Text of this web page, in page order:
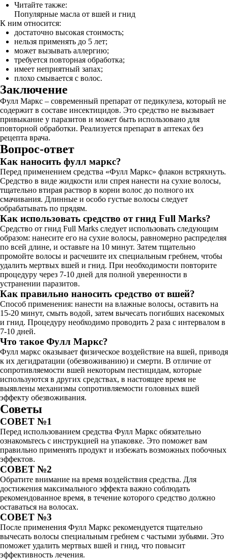
Читайте также:
Популярные масла от вшей и гнид
К ним относится:
достаточно высокая стоимость;
нельзя применять до 5 лет;
может вызывать аллергию;
требуется повторная обработка;
имеет неприятный запах;
плохо смывается с волос.
Заключение
Фулл Маркс – современный препарат от педикулеза, который не
содержит в составе инсектицидов. Это средство не вызывает
привыкание у паразитов и может быть использовано для
повторной обработки. Реализуется препарат в аптеках без
рецепта врача.
Вопрос-ответ
Как наносить фулл маркс?
Перед применением средства «Фулл Маркс» флакон встряхнуть.
Средство в виде жидкости или спрея нанести на сухие волосы,
тщательно втирая раствор в корни волос до полного их
смачивания. Длинные и особо густые волосы следует
обрабатывать по прядям.
Как использовать средство от гнид Full Marks?
Средство от гнид Full Marks следует использовать следующим
образом: нанесите его на сухие волосы, равномерно распределяя
по всей длине, и оставьте на 10 минут. Затем тщательно
промойте волосы и расчешите их специальным гребнем, чтобы
удалить мертвых вшей и гнид. При необходимости повторите
процедуру через 7-10 дней для полной уверенности в
устранении паразитов.
Как правильно наносить средство от вшей?
Способ применения: нанести на влажные волосы, оставить на
15-20 минут, смыть водой, затем вычесать погибших насекомых
и гнид. Процедуру необходимо проводить 2 раза с интервалом в
7-10 дней.
Что такое Фулл Маркс?
Фулл маркс оказывает физическое воздействие на вшей, приводя
к их дегидратации (обезвоживанию) и смерти. В отличие от
сопротивляемости вшей некоторым пестицидам, которые
используются в других средствах, в настоящее время не
выявлены механизмы сопротивляемости головных вшей
эффекту обезвоживания.
Советы
СОВЕТ №1
Перед использованием средства Фулл Маркс обязательно
ознакомьтесь с инструкцией на упаковке. Это поможет вам
правильно применять продукт и избежать возможных побочных
эффектов.
СОВЕТ №2
Обратите внимание на время воздействия средства. Для
достижения максимального эффекта важно соблюдать
рекомендованное время, в течение которого средство должно
оставаться на волосах.
СОВЕТ №3
После применения Фулл Маркс рекомендуется тщательно
вычесать волосы специальным гребнем с частыми зубьями. Это
поможет удалить мертвых вшей и гнид, что повысит
эффективность лечения.